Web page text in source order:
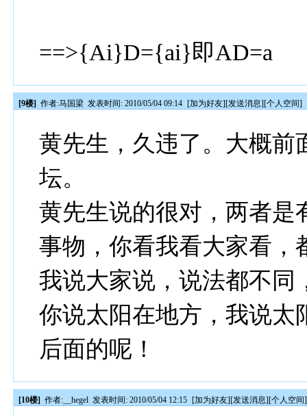
==>{Ai}D={ai}即AD=a
[9楼] 作者:马国梁 发表时间: 2010/05/04 09:14 [加为好友][发送消息][个人空间]
黄先生，久违了。大概前
坛。
黄先生说的很对，两者是
事物，你看我看大家看，
我说大家说，说法都不同
你说太阳在地方，我说太
后面的呢！
[10楼] 作者: __hegel 发表时间: 2010/05/04 12:15 [加为好友][发送消息][个人空间]